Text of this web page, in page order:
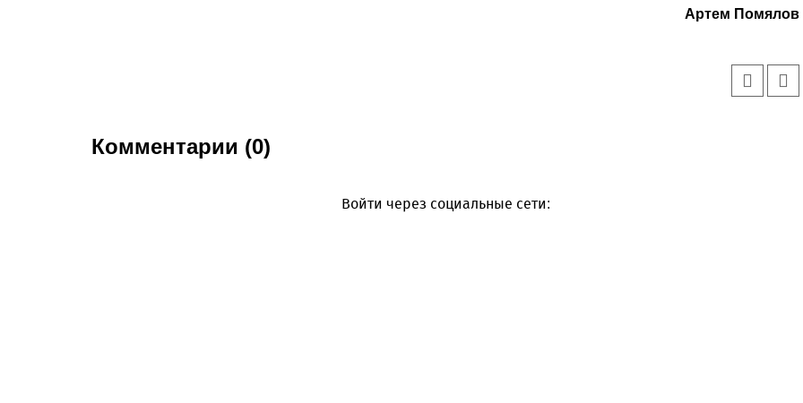
Артем Помялов
Комментарии (0)
Войти через социальные сети: